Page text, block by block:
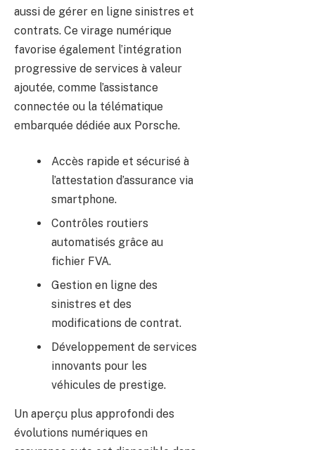
aussi de gérer en ligne sinistres et
contrats. Ce virage numérique
favorise également l’intégration
progressive de services à valeur
ajoutée, comme l’assistance
connectée ou la télématique
embarquée dédiée aux Porsche.
Accès rapide et sécurisé à
l’attestation d’assurance via
smartphone.
Contrôles routiers
automatisés grâce au
fichier FVA.
Gestion en ligne des
sinistres et des
modifications de contrat.
Développement de services
innovants pour les
véhicules de prestige.
Un aperçu plus approfondi des
évolutions numériques en